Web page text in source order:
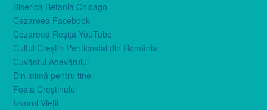
Biserica Betania Chicago
Cezareea Facebook
Cezareea Reşiţa YouTube
Cultul Creştin Penticostal din România
Cuvântul Adevărului
Din inimă pentru tine
Foaia Creştinului
Izvorul Vieţii